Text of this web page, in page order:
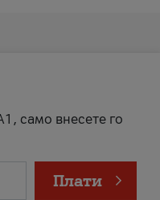
само внесете го
Плати